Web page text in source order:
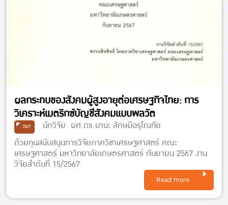
ผลกระทบของสังคมผู้สูงอายุต่อเศรษฐกิจไทย: การ
วิเคราะห์เมตริกซ์บัญชีสังคมแบบพลวัต
2567
นักวิจัย: ผศ.ดร.มานะ ลักษมีอรุโณทัย
ด้วยทุนสนับสนุนการวิจัยภาควิชาเศรษฐศาสตร์ คณะ
เศรษฐศาสตร์ มหาวิทยาลัยเกษตรศาสตร์ กันยายน 2567 งาน
วิจัยลำดับที่ 15/2567
Read more